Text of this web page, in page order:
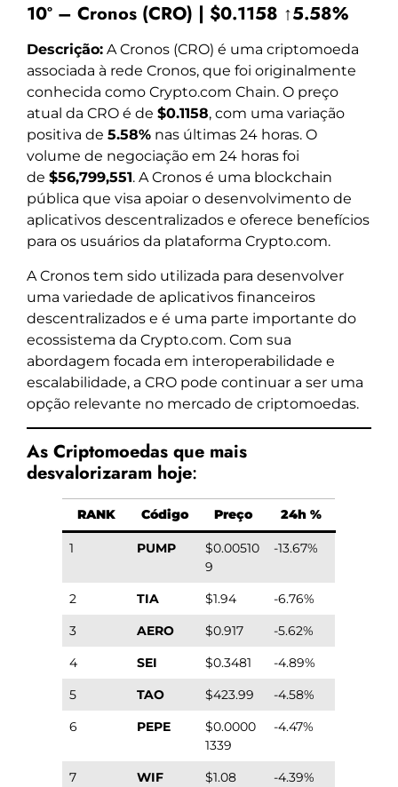
10º – Cronos (CRO) | $0.1158 ↑5.58%
Descrição: A Cronos (CRO) é uma criptomoeda
associada à rede Cronos, que foi originalmente
conhecida como Crypto.com Chain. O preço
atual da CRO é de $0.1158, com uma variação
positiva de 5.58% nas últimas 24 horas. O
volume de negociação em 24 horas foi
de $56,799,551. A Cronos é uma blockchain
pública que visa apoiar o desenvolvimento de
aplicativos descentralizados e oferece benefícios
para os usuários da plataforma Crypto.com.
A Cronos tem sido utilizada para desenvolver
uma variedade de aplicativos financeiros
descentralizados e é uma parte importante do
ecossistema da Crypto.com. Com sua
abordagem focada em interoperabilidade e
escalabilidade, a CRO pode continuar a ser uma
opção relevante no mercado de criptomoedas.
As Criptomoedas que mais
desvalorizaram hoje:
RANK Código Preço 24h %
1 PUMP
$0.00510
9
-13.67%
2 TIA $1.94
-6.76%
3
AERO $0.917
-5.62%
4
SEI $0.3481
-4.89%
5
TAO $423.99
-4.58%
6
PEPE
$0.0000
1339
-4.47%
7 WIF $1.08
-4.39%